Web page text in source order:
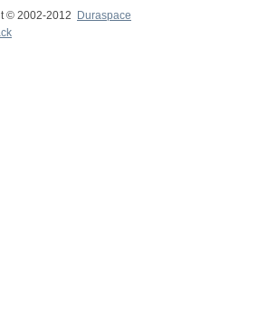
© 2002-2012
Duraspace